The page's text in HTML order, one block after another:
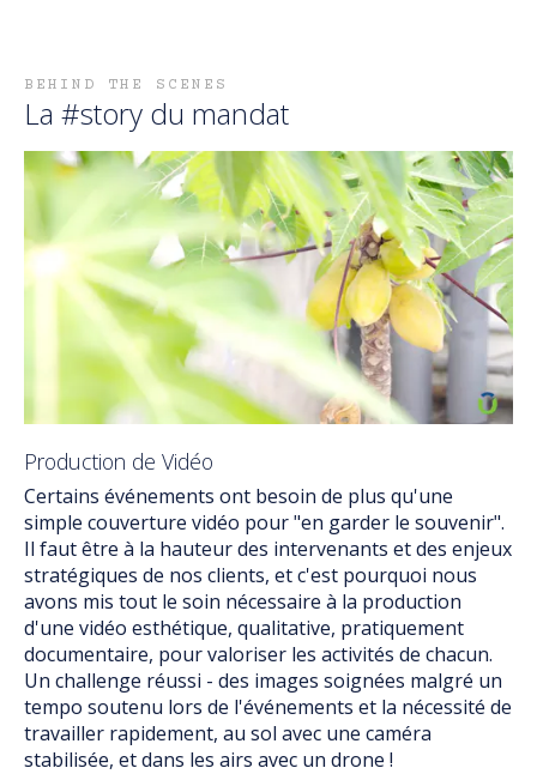
BEHIND THE SCENES
La #story du mandat
Production de Vidéo
Certains événements ont besoin de plus qu'une
simple couverture vidéo pour "en garder le souvenir".
Il faut être à la hauteur des intervenants et des enjeux
stratégiques de nos clients, et c'est pourquoi nous
avons mis tout le soin nécessaire à la production
d'une vidéo esthétique, qualitative, pratiquement
documentaire, pour valoriser les activités de chacun.
Un challenge réussi - des images soignées malgré un
tempo soutenu lors de l'événements et la nécessité de
travailler rapidement, au sol avec une caméra
stabilisée, et dans les airs avec un drone !